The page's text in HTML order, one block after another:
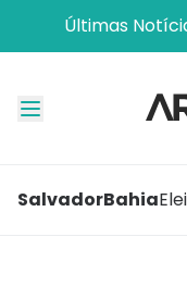
Últimas
SalvadorBahia